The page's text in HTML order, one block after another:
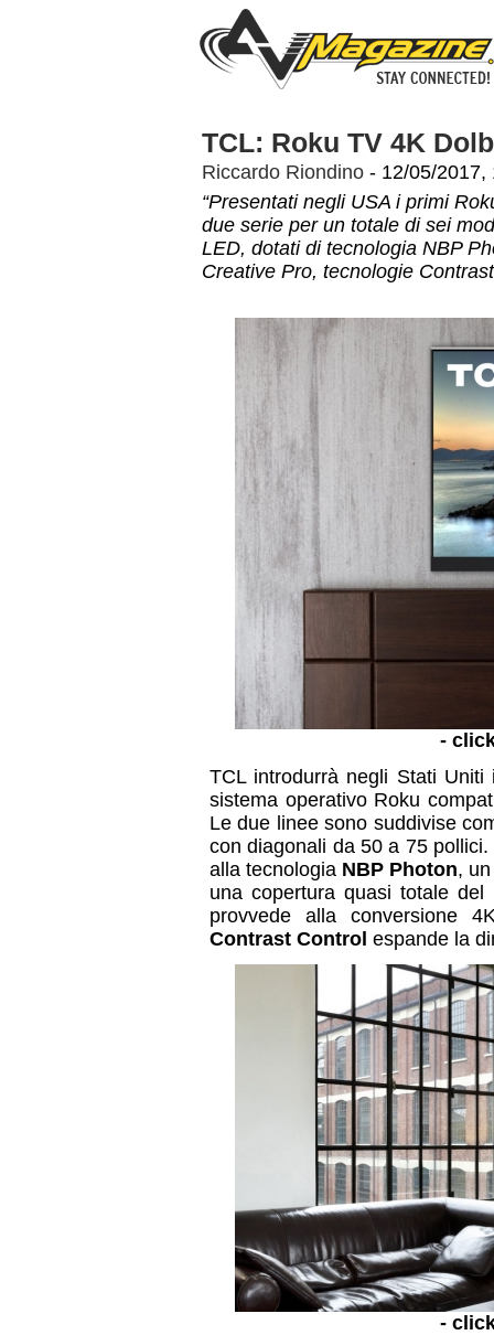
TCL: Roku TV 4K
Riccardo Riondino - 12/05/2017,
“Presentati negli USA i primi
due serie per un totale di sei
LED, dotati di tecnologia NBP
Creative Pro, tecnologie
-
TCL introdurrà negli Stati
sistema operativo Roku
Le due linee sono suddivise
con diagonali da 50 a 75
alla tecnologia NBP Photon,
una copertura quasi totale
provvede alla conversione
Contrast Control espande la
-